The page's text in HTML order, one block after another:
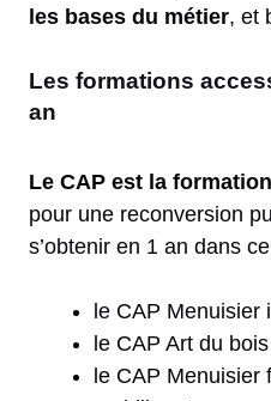
les bases du métier, et
Les formations
an
Le CAP est la
pour une reconversion
s’obtenir en 1 an dans
le CAP Menuisier
le CAP Art du
le CAP Menuisier